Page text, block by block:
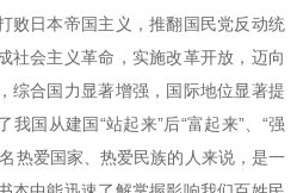
败日本帝国主义，推翻国民党反动统
社会主义革命，实施改革开放，迈向
综合国力显著增强，国际地位显著提
国从建国“站起来”后“富起来”、“强
热爱国家、热爱民族的人来说，是一